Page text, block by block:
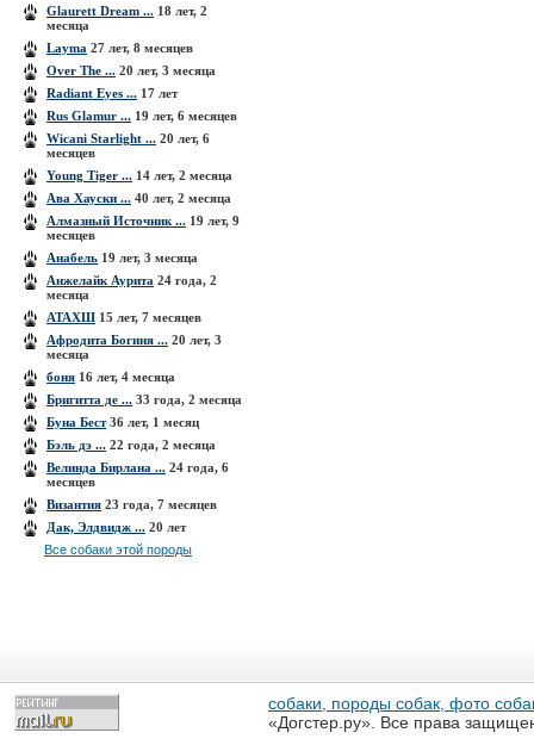
Glaurett Dream ... 18 лет, 2
месяца
Layma 27 лет, 8 месяцев
Over The ... 20 лет, 3 месяца
Radiant Eyes ... 17 лет
Rus Glamur ... 19 лет, 6 месяцев
Wicani Starlight ... 20 лет, 6
месяцев
Young Tiger ... 14 лет, 2 месяца
Ава Хауски ... 40 лет, 2 месяца
Алмазный Источник ... 19 лет, 9
месяцев
Анабель 19 лет, 3 месяца
Анжелайк Аурита 24 года, 2
месяца
АТАХШ 15 лет, 7 месяцев
Афродита Богиня ... 20 лет, 3
месяца
боня 16 лет, 4 месяца
Бригитта де ... 33 года, 2 месяца
Буна Бест36 лет, 1 месяц
Бэль дэ ... 22 года, 2 месяца
Велинда Бирлана ... 24 года, 6
месяцев
Византия 23 года, 7 месяцев
Дак, Элдвидж ... 20 лет
Все собаки этой породы
собаки, породы собак, фото
«Догстер.ру». Все права